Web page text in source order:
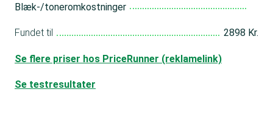
Blæk-/toneromkostninger
Fundet til 2898 Kr.
Se flere priser hos PriceRunner (reklamelink)
Se testresultater